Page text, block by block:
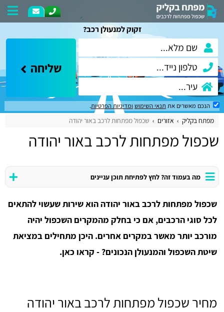
זקוק למנעולן רכב?
שליחה
הנכם מאשרים את תנאי השימוש ומדיניות הפרטיות.
מפתח בקליק אזורים שכפול מפתחות לרכב באור יהודה
שכפול מפתחות לרכב באור יהודה
מה בעמוד זה? לחץ לפתיחת תוכן עניינים
שכפול מפתחות לרכב באור יהודה הוא שירות שעשוי להתאים
לכל סוגי הרכבים, אם כי בחלק מהמקרים השכפול יהיה
מורכב יותר מאשר במקרים אחרים. היכן מתחילים במציאת
שיטת השכפול והמנעולן הנכונים? - קראו כאן.
מחיר שכפול מפתחות לרכב באור יהודה